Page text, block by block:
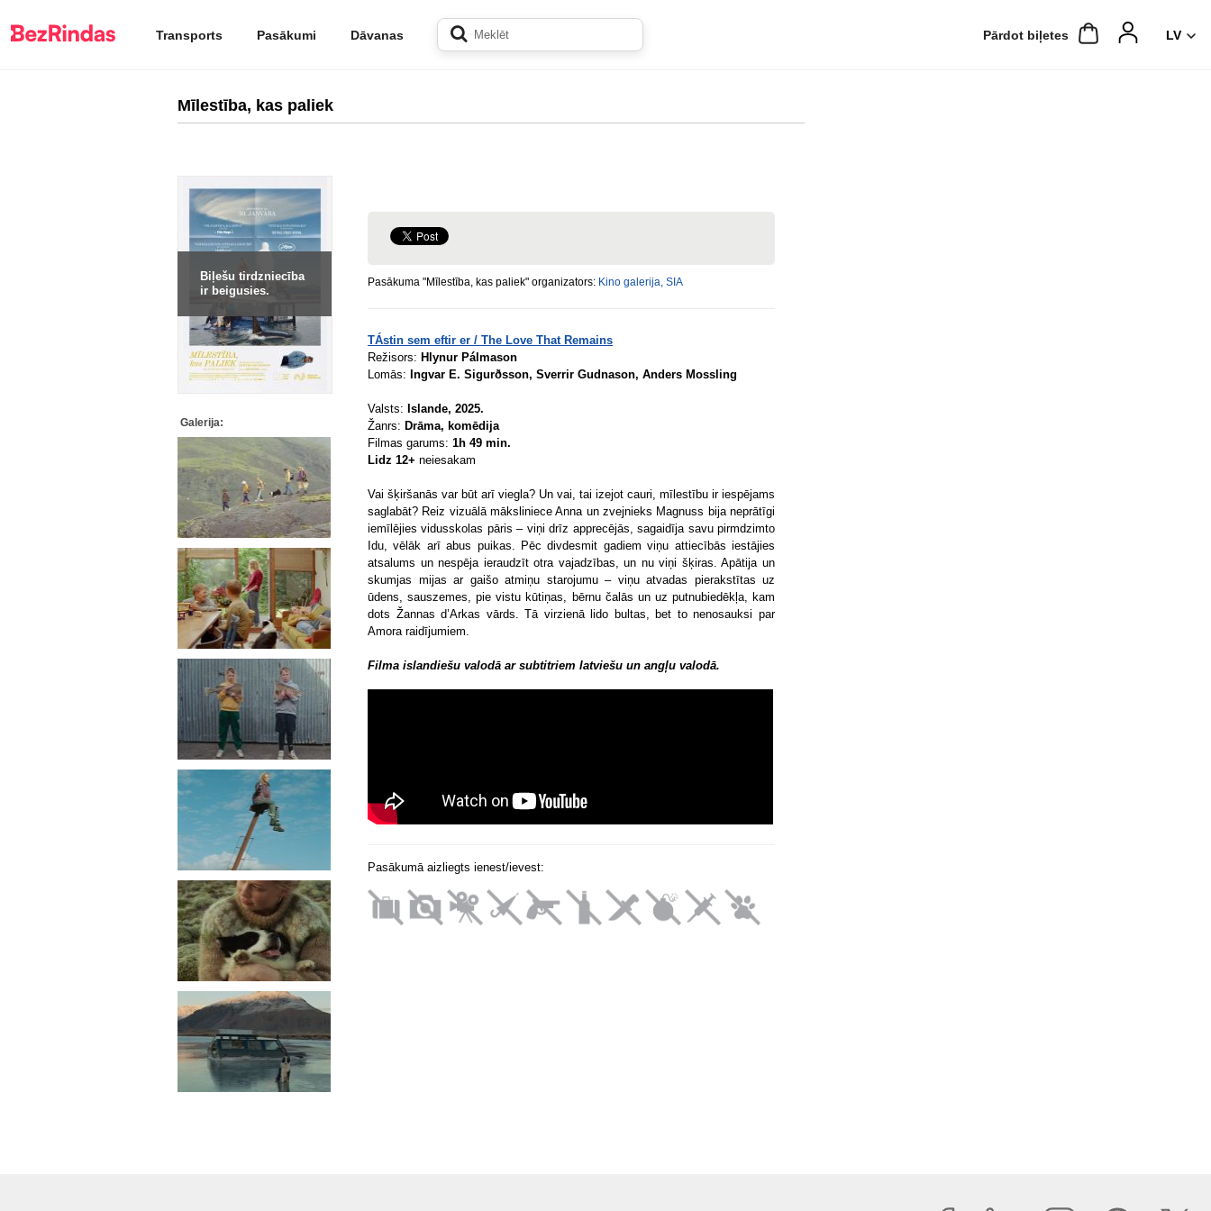
Transports Pasākumi Dāvanas Pārdot biļetes
Mīlestība, kas paliek
Biļešu tirdzniecība
ir beigusies.
Galerija:
Pasākuma "Mīlestība, kas paliek" organizators: Kino galerija, SIA
TÁstin sem eftir er / The Love That Remains
Režisors: Hlynur Pálmason
Lomās: Ingvar E. Sigurðsson, Sverrir Gudnason, Anders Mossling
Valsts: Islande, 2025.
Žanrs: Drāma, komēdija
Filmas garums: 1h 49 min.
Lidz 12+ neiesakam
Vai šķiršanās var būt arī viegla? Un vai, tai izejot cauri, mīlestību ir iespējams
saglabāt? Reiz vizuālā māksliniece Anna un zvejnieks Magnuss bija neprātīgi
iemīlējies vidusskolas pāris – viņi drīz apprecējās, sagaidīja savu pirmdzimto
Idu, vēlāk arī abus puikas. Pēc divdesmit gadiem viņu attiecībās iestājies
atsalums un nespēja ieraudzīt otra vajadzības, un nu viņi šķiras. Apātija un
skumjas mijas ar gaišo atmiņu starojumu – viņu atvadas pierakstītas uz
ūdens, sauszemes, pie vistu kūtiņas, bērnu čalās un uz putnubiedēkļa, kam
dots Žannas d’Arkas vārds. Tā virzienā lido bultas, bet to nenosauksi par
Amora raidījumiem.
Filma islandiešu valodā ar subtitriem latviešu un angļu valodā.
Pasākumā aizliegts ienest/ievest: